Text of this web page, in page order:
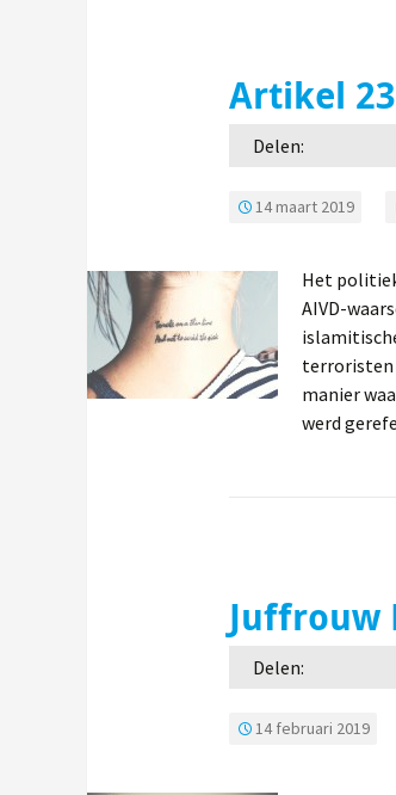
Artikel
Delen:
14 maart 2019
Het
AIVD-
terroristen
manier
werd
Juffrouw
Delen:
14 februari 2019